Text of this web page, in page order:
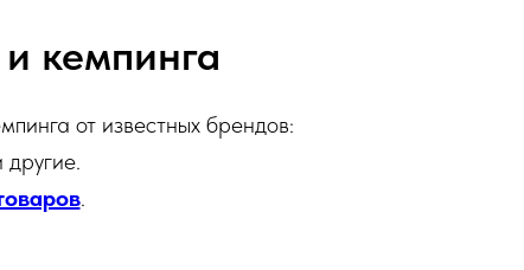
кемпинга
от известных брендов:
.